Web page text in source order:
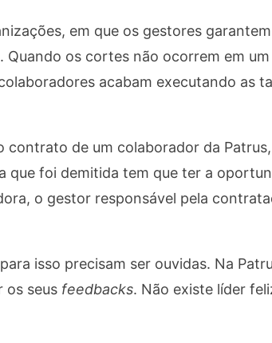
em que os gestores
Quando os cortes não ocorrem em
acabam executando as
de um colaborador da
que foi demitida tem que ter a
o gestor responsável pela
isso precisam ser ouvidas. Na
os seus feedbacks. Não existe líder